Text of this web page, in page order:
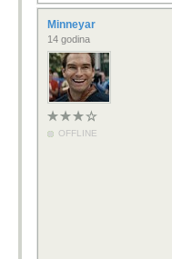
Minneyar
14 godina
OFFLINE